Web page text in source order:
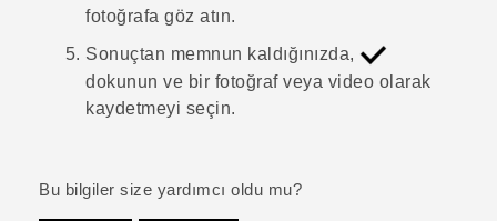
fotoğrafa göz atın.
Sonuçtan memnun kaldığınızda,
dokunun ve bir fotoğraf veya video olarak
kaydetmeyi seçin.
Bu bilgiler size yardımcı oldu mu?